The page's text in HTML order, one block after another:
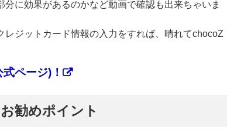
に効果があるのかなど動画で確認も出来ちゃいま
ジットカード情報の入力をすれば、晴れてchocoZ
ページ)！
勧めポイント